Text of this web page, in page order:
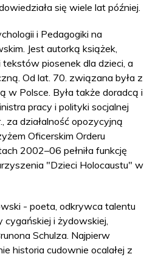
się wiele lat później.
i Pedagogiki na
Jest autorką książek,
piosenek dla dzieci, a
Od lat. 70. związana była z
w Polsce. Była także doradcą i
pracy i polityki socjalnej
za działalność opozycyjną
Oficerskim Orderu
2002–06 pełniła funkcję
"Dzieci Holocaustu" w
- poeta, odkrywca talentu
cygańskiej i żydowskiej,
Schulza. Najpierw
historia cudownie ocalałej z